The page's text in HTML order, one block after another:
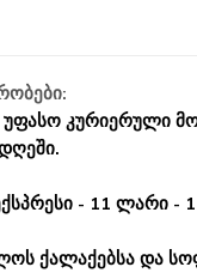
კურიერული
- 11 ლარი -
ქალაქებსა და